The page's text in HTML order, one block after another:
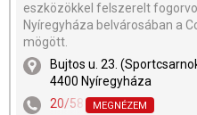
eszközökkel felszerelt
Nyíregyháza belvárosában a
mögött.
Bujtos u. 23.
4400 Nyíregyháza
20/58-33-756
MEGNÉZEM